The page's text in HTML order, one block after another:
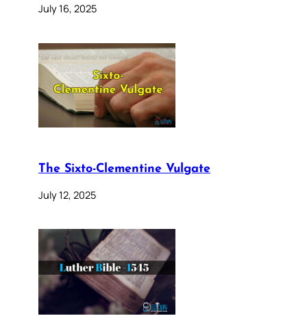
July 16, 2025
The Sixto-Clementine Vulgate
July 12, 2025